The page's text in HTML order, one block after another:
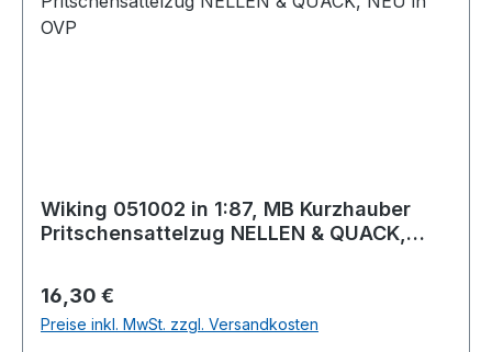
Wiking 051002 in 1:87, MB Kurzhauber
Pritschensattelzug NELLEN & QUACK,
Regulärer Preis:
16,30 €
Preise inkl. MwSt. zzgl. Versandkosten